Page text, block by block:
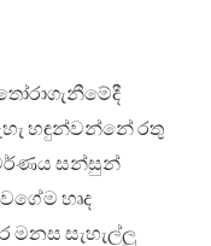
හඳුන්වන්නේ රතු
සන්සුන්
හෘද
මනස සැහැල්ලු